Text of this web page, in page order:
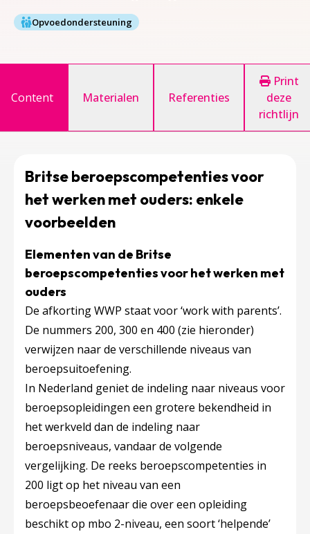
Opvoedondersteuning
Content Materialen Referenties
Print
deze
richtlijn
Britse beroepscompetenties voor
het werken met ouders: enkele
voorbeelden
Elementen van de Britse
beroepscompetenties voor het werken met
ouders
De afkorting WWP staat voor ‘work with parents’.
De nummers 200, 300 en 400 (zie hieronder)
verwijzen naar de verschillende niveaus van
beroepsuitoefening.
In Nederland geniet de indeling naar niveaus voor
beroepsopleidingen een grotere bekendheid in
het werkveld dan de indeling naar
beroepsniveaus, vandaar de volgende
vergelijking. De reeks beroepscompetenties in
200 ligt op het niveau van een
beroepsbeoefenaar die over een opleiding
beschikt op mbo 2-niveau, een soort ‘helpende’